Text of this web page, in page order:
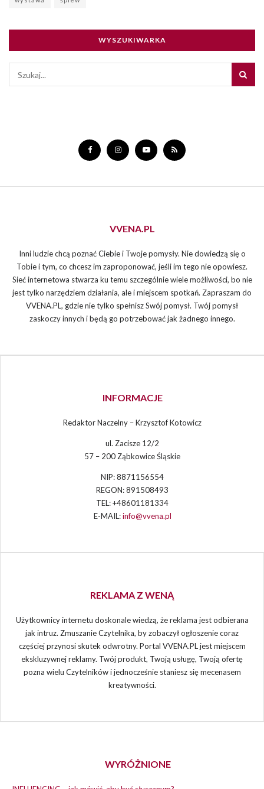
WYSZUKIWARKA
VVENA.PL
Inni ludzie chcą poznać Ciebie i Twoje pomysły. Nie dowiedzą się o
Tobie i tym, co chcesz im zaproponować, jeśli im tego nie opowiesz.
Sieć internetowa stwarza ku temu szczególnie wiele możliwości, bo nie
jest tylko narzędziem działania, ale i miejscem spotkań. Zapraszam do
VVENA.PL, gdzie nie tylko spełnisz Swój pomysł. Twój pomysł
zaskoczy innych i będą go potrzebować jak żadnego innego.
INFORMACJE
Redaktor Naczelny – Krzysztof Kotowicz
ul. Zacisze 12/2
57 – 200 Ząbkowice Śląskie
NIP: 8871156554
REGON: 891508493
TEL: +48601181334
E-MAIL:info@vvena.pl
REKLAMA Z WENĄ
Użytkownicy internetu doskonale wiedzą, że reklama jest odbierana
jak intruz. Zmuszanie Czytelnika, by zobaczył ogłoszenie coraz
częściej przynosi skutek odwrotny. Portal VVENA.PL jest miejscem
ekskluzywnej reklamy. Twój produkt, Twoją usługę, Twoją ofertę
pozna wielu Czytelników i jednocześnie staniesz się mecenasem
kreatywności.
WYRÓŻNIONE